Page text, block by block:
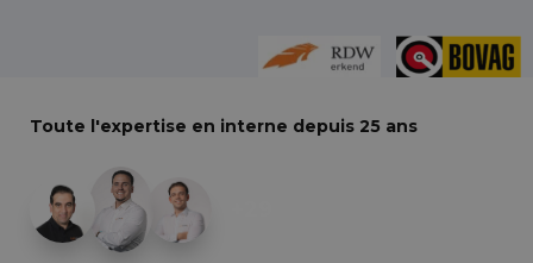
Toute l'expertise en interne depuis 25 ans